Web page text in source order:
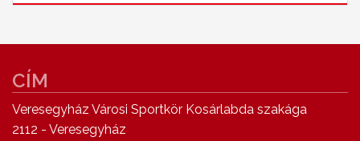
CÍM
Veresegyház Városi Sportkör Kosárlabda szakága
2112 - Veresegyház